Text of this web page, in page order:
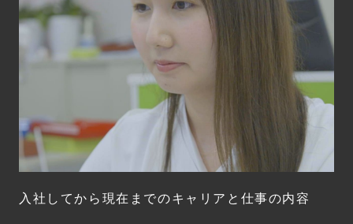
入社してから現在までのキャリアと仕事の内容